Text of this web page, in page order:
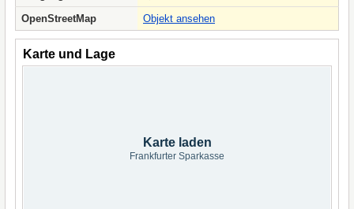
OpenStreetMap
Objekt ansehen
Karte und Lage
Karte laden
Frankfurter Sparkasse